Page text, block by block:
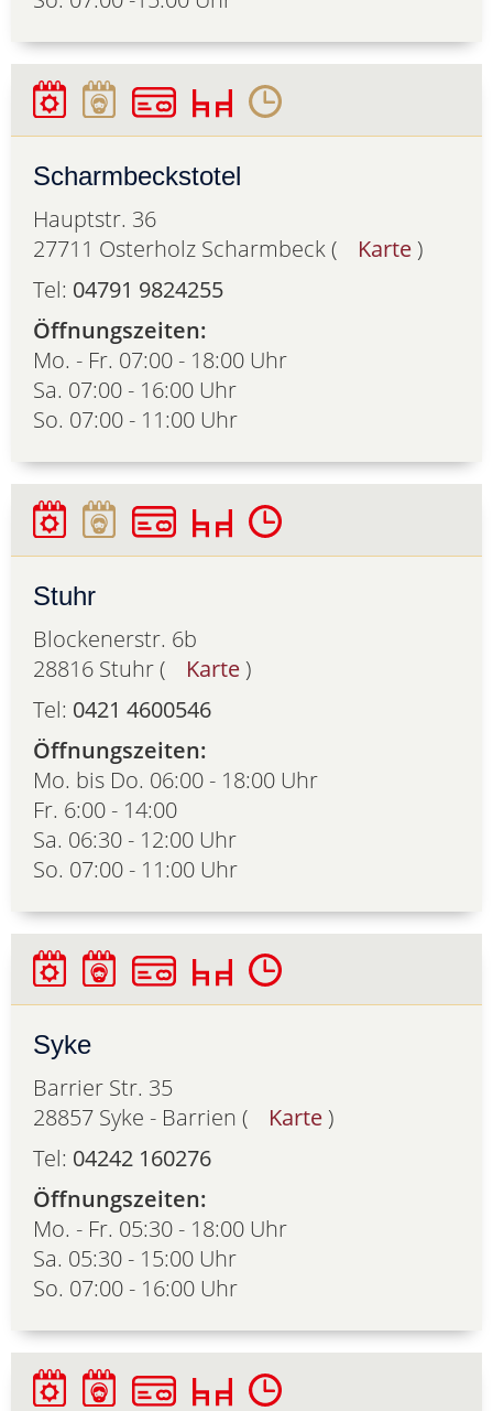
Scharmbeckstotel
Hauptstr. 36
27711 Osterholz Scharmbeck (
Karte )
Tel: 04791 9824255
Öffnungszeiten:
Mo. - Fr. 07:00 - 18:00 Uhr
Sa. 07:00 - 16:00 Uhr
So. 07:00 - 11:00 Uhr
Stuhr
Blockenerstr. 6b
28816 Stuhr (
Karte )
Tel: 0421 4600546
Öffnungszeiten:
Mo. bis Do. 06:00 - 18:00 Uhr
Fr. 6:00 - 14:00
Sa. 06:30 - 12:00 Uhr
So. 07:00 - 11:00 Uhr
Syke
Barrier Str. 35
28857 Syke - Barrien (
Karte )
Tel: 04242 160276
Öffnungszeiten:
Mo. - Fr. 05:30 - 18:00 Uhr
Sa. 05:30 - 15:00 Uhr
So. 07:00 - 16:00 Uhr